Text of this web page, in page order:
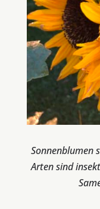
Sonnenblumen
Arten sind